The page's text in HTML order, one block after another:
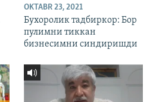
OKTABR 23, 2021
Бухоролик тадбиркор: Бор
пулимни тиккан
бизнесимни синдиришди